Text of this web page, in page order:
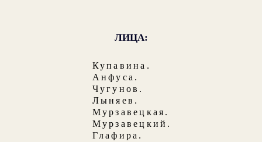
ЛИЦА:
Купавина .
Анфуса .
Чугунов .
Лыняев .
Мурзавецкая .
Мурзавецкий .
Глафира .